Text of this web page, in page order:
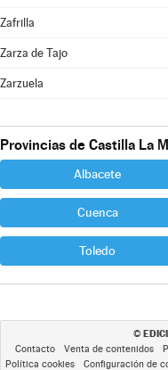
Zafrilla
Zarza de Tajo
Zarzuela
Provincias de Castilla La
Albacete
Cuenca
Toledo
©
Contacto Venta de contenidos
Política cookies
Configuración de